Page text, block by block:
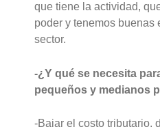
que tiene la actividad,
poder y tenemos buenas
sector.
-¿Y qué se necesita
pequeños y medianos
-Bajar el costo tributario,